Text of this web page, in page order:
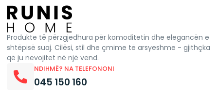
Produkte të përzgjedhura për komoditetin dhe elegancën e
shtëpisë suaj. Cilësi, stil dhe çmime të arsyeshme - gjithçka
që ju nevojitet në një vend.
NDIHMË? NA TELEFONONI
045 150 160